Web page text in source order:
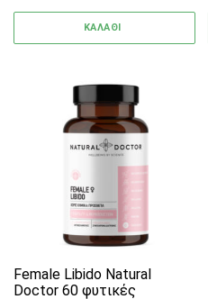
ΚΑΛΑΘΙ
Female Libido Natural
Doctor 60 φυτικές